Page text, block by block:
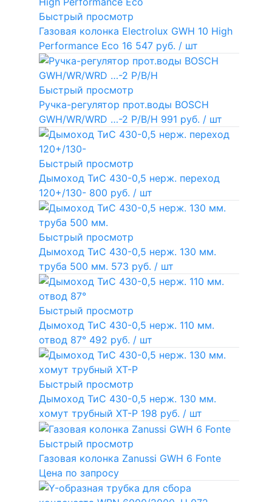
Быстрый просмотр
Газовая колонка Electrolux GWH 10 High
Performance Eco 16 547 руб. / шт
Быстрый просмотр
Ручка-регулятор прот.воды BOSCH
GWH/WR/WRD …-2 P/B/H 991 руб. / шт
Быстрый просмотр
Дымоход ТиС 430-0,5 нерж. переход
120+/130- 800 руб. / шт
Быстрый просмотр
Дымоход ТиС 430-0,5 нерж. 130 мм.
труба 500 мм. 573 руб. / шт
Быстрый просмотр
Дымоход ТиС 430-0,5 нерж. 110 мм.
отвод 87° 492 руб. / шт
Быстрый просмотр
Дымоход ТиС 430-0,5 нерж. 130 мм.
хомут трубный ХТ-Р 198 руб. / шт
Быстрый просмотр
Газовая колонка Zanussi GWH 6 Fonte
Цена по запросу